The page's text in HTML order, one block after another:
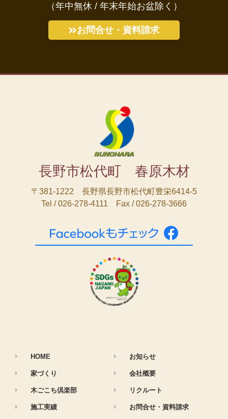
（年中無休 / 年末年始お盆除く）
お問合せ・資料請求
長野市松代町 春原木材
〒381-1222 長野県長野市松代町豊栄6414-5
Tel / 026-278-4111 Fax / 026-278-3666
HOME
家づくり
木ごこち倶楽部
施工実績
お知らせ
会社概要
リクルート
お問合せ・資料請求